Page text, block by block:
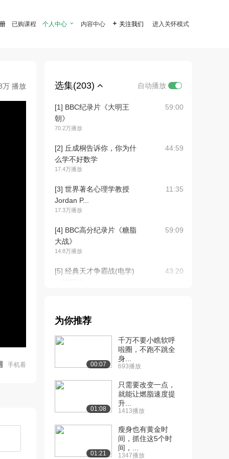
已购课程 个人中心  内容中心  关注我们 进入关怀模式
万 播放
手机看
选集(203) 自动播放
[1] BBC纪录片《大明王
朝》
70.2万播放
59:00
[2] 丘成桐告诉你，你为什
么学不好数学
17.4万播放
44:59
[3] 世界著名心理学教授
Jordan P...
17.3万播放
11:35
[4] BBC高分纪录片《糖脂
大战》
14.8万播放
59:09
[5] 经典天才争霸战(电学)
43:20
脑）：乔布斯v....
[7] 经典天才争霸战(原子
弹) ：海森堡...
43:31
[8] 经典天才争霸战(电视)
：法恩斯沃...
42:51
[9] 经典天才争霸战(飞机)
3.6万播放
42:43
为你推荐
00:07
千万不要小瞧软呼
啦圈，不跑不跳全
身...
693播放
01:08
只需要改变一点，
就能让燃脂速度提
升...
1413播放
01:21
瘦身也有黄金时
间，抓住这5个时
间，...
1347播放